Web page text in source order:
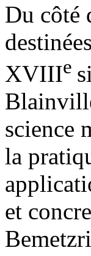
Du côté
XVIIIe
science
la
et